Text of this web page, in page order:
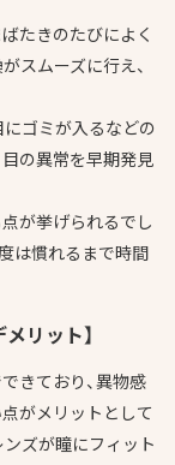
たきのたびによく
スムーズに行え、
ゴミが入るなどの
の異常を早期発見
が挙げられるでし
は慣れるまで時間
リット】
きており、異物感
がメリットとして
ズが瞳にフィット